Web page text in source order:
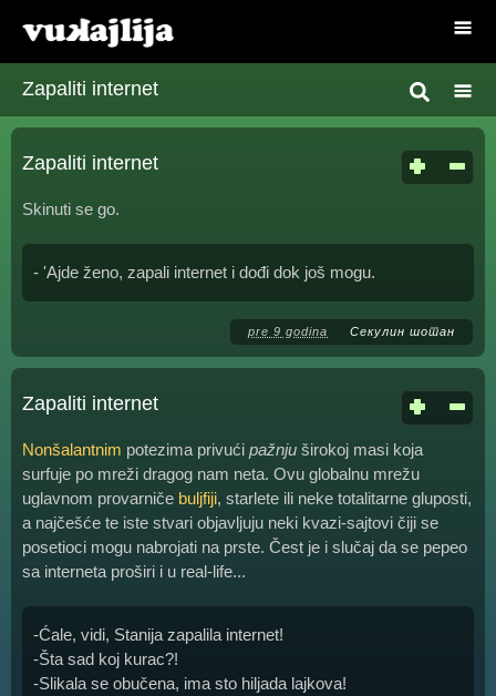
Zapaliti internet
Zapaliti internet
Skinuti se go.
- 'Ajde ženo, zapali internet i dođi dok još mogu.
pre 9 godina Секулин шотан
Zapaliti internet
Nonšalantnim potezima privući pažnju širokoj masi koja
surfuje po mreži dragog nam neta. Ovu globalnu mrežu
uglavnom provarniče buljfiji, starlete ili neke totalitarne gluposti,
a najčešće te iste stvari objavljuju neki kvazi-sajtovi čiji se
posetioci mogu nabrojati na prste. Čest je i slučaj da se pepeo
sa interneta proširi i u real-life...
-Ćale, vidi, Stanija zapalila internet!
-Šta sad koj kurac?!
-Slikala se obučena, ima sto hiljada lajkova!